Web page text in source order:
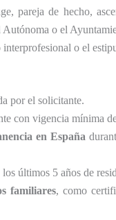
pareja de hecho,
o el
o el
por el solicitante.
con vigencia mínima
en España
los últimos 5 años de
familiares, como